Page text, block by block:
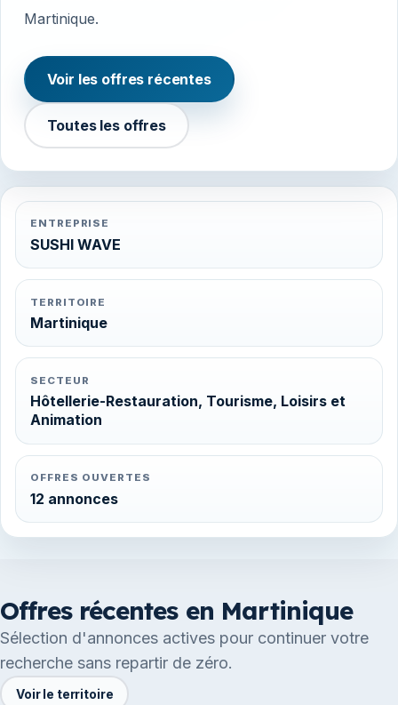
Martinique.
Voir les offres récentes
Toutes les offres
ENTREPRISE
SUSHI WAVE
TERRITOIRE
Martinique
SECTEUR
Hôtellerie-Restauration, Tourisme, Loisirs et
Animation
OFFRES OUVERTES
12 annonces
Offres récentes en Martinique
Sélection d'annonces actives pour continuer votre
recherche sans repartir de zéro.
Voir le territoire